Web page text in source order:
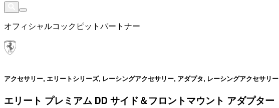
オフィシャルコックピットパートナー
アクセサリー, エリートシリーズ, レーシングアクセサリー, アダプタ, レーシングアクセサリー
エリート プレミアム DD サイド＆フロントマウント アダプター